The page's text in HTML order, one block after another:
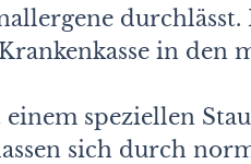
in den
einem speziellen
sich durch